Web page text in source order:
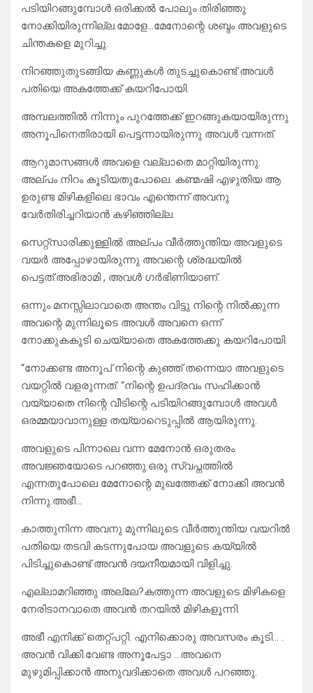
പടിയിറങ്ങുമ്പോൾ ഒരിക്കൽ പോലും തിരിഞ്ഞു
നോക്കിയിരുന്നില്ല.മോളേ…മേനോന്റെ ശബ്ദം അവളുടെ
ചിന്തകളെ മുറിച്ചു.
നിറഞ്ഞുതുടങ്ങിയ കണ്ണുകൾ തുടച്ചുകൊണ്ട് അവൾ
പതിയെ അകത്തേക്ക് കയറിപോയി.
അമ്പലത്തിൽ നിന്നും പുറത്തേക്ക് ഇറങ്ങുകയായിരുന്നു
അനൂപിനെതിരായി പെട്ടന്നായിരുന്നു അവൾ വന്നത്.
ആറുമാസങ്ങൾ അവളെ വല്ലാതെ മാറ്റിയിരുന്നു.
അല്പം നിറം കൂടിയതുപോലെ. കണ്മഷി എഴുതിയ ആ
ഉരുണ്ട മിഴികളിലെ ഭാവം എന്തെന്ന് അവനു
വേർതിരിച്ചറിയാൻ കഴിഞ്ഞില്ല.
സെറ്റ്സാരിക്കുള്ളിൽ അല്പം വീർത്തുന്തിയ അവളുടെ
വയർ അപ്പോഴായിരുന്നു അവന്റെ ശ്രദ്ധയിൽ
പെട്ടത്.അഭിരാമി , അവൾ ഗർഭിണിയാണ്.
ഒന്നും മനസ്സിലാവാതെ അന്തം വിട്ടു നിന്റെ നിൽക്കുന്ന
അവന്റെ മുന്നിലൂടെ അവൾ അവനെ ഒന്ന്
നോക്കുകകൂടി ചെയ്യാതെ അകത്തേക്കു കയറിപോയി.
“നോക്കണ്ട അനൂപ് നിന്റെ കുഞ്ഞ് തന്നെയാ അവളുടെ
വയറ്റിൽ വളരുന്നത്. “നിന്റെ ഉപദ്രവം സഹിക്കാൻ
വയ്യാതെ നിന്റെ വീടിന്റെ പടിയിറങ്ങുമ്പോൾ അവൾ
ഒരമ്മയാവാനുള്ള തയ്യാറെടുപ്പിൽ ആയിരുന്നു.
അവളുടെ പിന്നാലെ വന്ന മേനോൻ ഒരുതരം
അവജ്ഞയോടെ പറഞ്ഞു.ഒരു സ്വപ്നത്തിൽ
എന്നതുപോലെ മേനോന്റെ മുഖത്തേക്ക് നോക്കി അവൻ
നിന്നു.അഭീ…
കാത്തുനിന്ന അവനു മുന്നിലൂടെ വീർത്തുന്തിയ വയറിൽ
പതിയെ തടവി കടന്നുപോയ അവളുടെ കയ്യിൽ
പിടിച്ചുകൊണ്ട് അവൻ ദയനീയമായി വിളിച്ചു.
എല്ലാമറിഞ്ഞു അല്ലേ?കത്തുന്ന അവളുടെ മിഴികളെ
നേരിടാനവാതെ അവൻ തറയിൽ മിഴികളൂന്നി.
അഭീ എനിക്ക് തെറ്റ്പറ്റി. എനിക്കൊരു അവസരം കൂടി… .
അവൻ വിക്കി.വേണ്ട അനൂപേട്ടാ …അവനെ
മുഴുമിപ്പിക്കാൻ അനുവദിക്കാതെ അവൾ പറഞ്ഞു.